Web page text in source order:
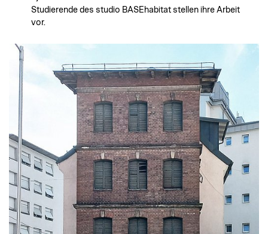
Studierende des studio BASEhabitat stellen ihre Arbeit
vor.